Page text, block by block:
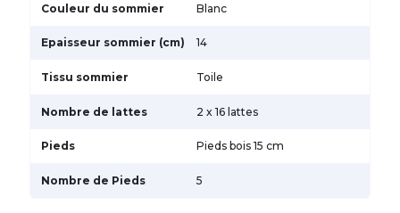
Couleur du sommier Blanc
Epaisseur sommier (cm) 14
Tissu sommier Toile
Nombre de lattes 2 x 16 lattes
Pieds Pieds bois 15 cm
Nombre de Pieds 5